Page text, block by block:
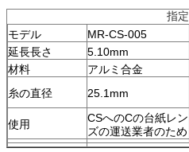
指定
モデル
MR-CS-005
延長長さ
5.10mm
材料
アルミ合金
糸の直径
25.1mm
使用
CSへのCの台紙レン
ズの運送業者のため